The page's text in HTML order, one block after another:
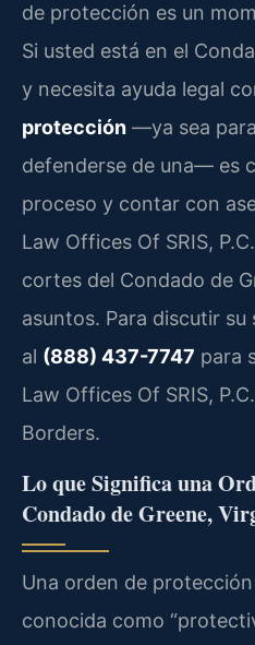
de protección es un
Si usted está en el
y necesita ayuda legal
protección —ya sea
defenderse de una— es
proceso y contar con
Law Offices Of SRIS,
cortes del Condado de
asuntos. Para discutir
al (888) 437-7747 para
Law Offices Of SRIS,
Borders.
Lo que Significa una
Condado de Greene,
Una orden de
conocida como